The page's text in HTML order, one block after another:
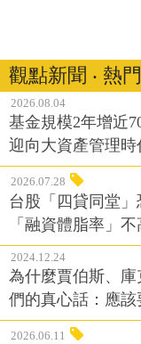
觀點新聞 ‧ 熱
2026.08.04
基金規模2年增近
迎向大資產管理時
2026.07.28
台股「四貸同堂
「融資體脂率」不
2024.12.24
為什麼賈伯斯、
們的真心話：應
2026.06.11